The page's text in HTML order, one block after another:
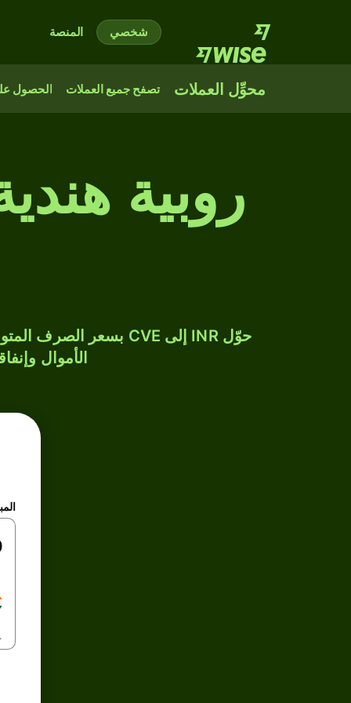
شخصي المنصة
محوِّل العملات تصفح جميع العملات الحصول
روبية
الأموال